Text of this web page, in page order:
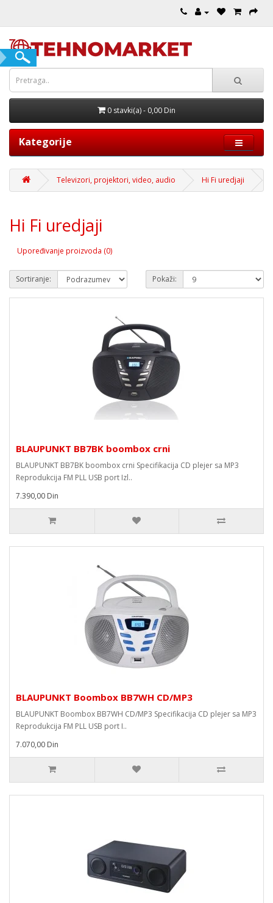
0 stavki(a) - 0,00 Din
Kategorije
Televizori, projektori, video, audio Hi Fi uredjaji
Hi Fi uredjaji
Upoređivanje proizvoda (0)
Sortiranje: Pokaži:
BLAUPUNKT BB7BK boombox crni
BLAUPUNKT BB7BK boombox crni Specifikacija CD plejer sa MP3
Reprodukcija FM PLL USB port Izl..
7.390,00 Din
BLAUPUNKT Boombox BB7WH CD/MP3
BLAUPUNKT Boombox BB7WH CD/MP3 Specifikacija CD plejer sa MP3
Reprodukcija FM PLL USB port I..
7.070,00 Din